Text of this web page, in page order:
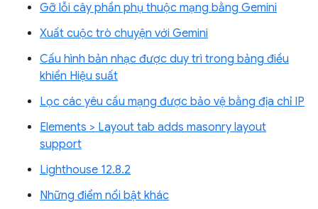
Gỡ lỗi cây phần phụ thuộc mạng bằng Gemini
Xuất cuộc trò chuyện với Gemini
Cấu hình bản nhạc được duy trì trong bảng điều
khiển Hiệu suất
Lọc các yêu cầu mạng được bảo vệ bằng địa chỉ IP
Elements > Layout tab adds masonry layout
support
Lighthouse 12.8.2
Những điểm nổi bật khác